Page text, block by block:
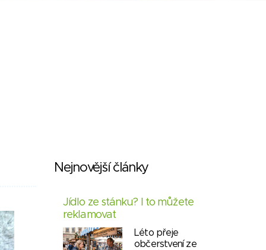
Nejnovější články
Jídlo ze stánku? I to můžete
reklamovat
Léto přeje
občerstvení ze